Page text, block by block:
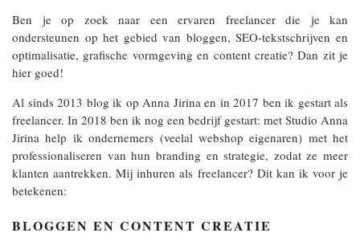
Ben je op zoek naar een ervaren freelancer die je kan
ondersteunen op het gebied van bloggen, SEO-tekstschrijven en
optimalisatie, grafische vormgeving en content creatie? Dan zit je
hier goed!
Al sinds 2013 blog ik op Anna Jirina en in 2017 ben ik gestart als
freelancer. In 2018 ben ik nog een bedrijf gestart: met Studio Anna
Jirina help ik ondernemers (veelal webshop eigenaren) met het
professionaliseren van hun branding en strategie, zodat ze meer
klanten aantrekken. Mij inhuren als freelancer? Dit kan ik voor je
betekenen:
BLOGGEN EN CONTENT CREATIE